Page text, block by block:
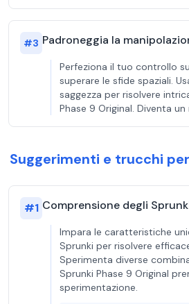
#3 Padroneggia la
Perfeziona il tuo controllo
superare le sfide spaziali.
saggezza per risolvere
Phase 9 Original. Diventa
Suggerimenti e trucchi
#1 Comprensione degli
Impara le caratteristiche
Sprunki per risolvere
Sperimenta diverse
Sprunki Phase 9 Original
sperimentazione.